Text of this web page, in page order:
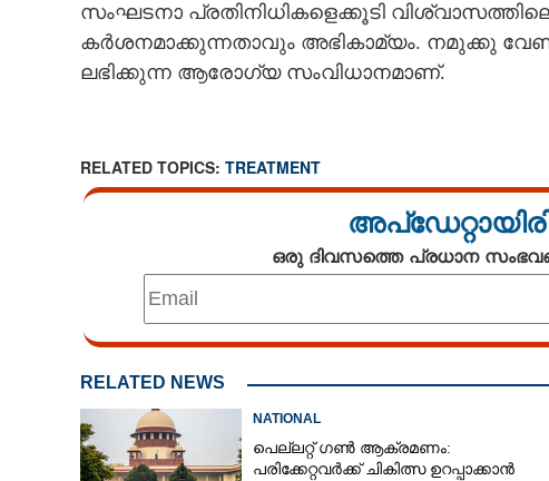
സംഘടനാ പ്രതിനിധികളെക്കൂടി
ക‌ർശനമാക്കുന്നതാവും അഭികാമ്യം. നമുക്കു
ലഭിക്കുന്ന ആരോഗ്യ സംവിധാനമാണ്.
RELATED TOPICS: TREATMENT
ഒരു ദിവസത്തെ പ്രധാന
RELATED NEWS
NATIONAL
പെല്ലറ്റ് ഗൺ ആക്രമണം:
പരിക്കേറ്റവർക്ക് ചികിത്സ ഉറപ്പാക്കാൻ